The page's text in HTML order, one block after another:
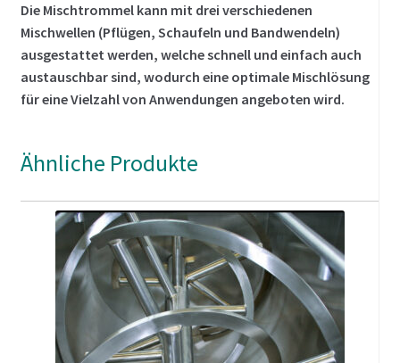
Die Mischtrommel kann mit drei verschiedenen
Mischwellen (Pflügen, Schaufeln und Bandwendeln)
ausgestattet werden, welche schnell und einfach auch
austauschbar sind, wodurch eine optimale Mischlösung
für eine Vielzahl von Anwendungen angeboten wird.
ausgeklügelten SPS, einem Antrieb, der von einem
gesteuert wird, (welches über Kabel oder WLAN
verbunden werden kann sein).
Der MetaMix kann auch von extern gesteuert werden
sowie auch im manuellen oder automatischen Modus
verwendet werden.
Ähnliche Produkte